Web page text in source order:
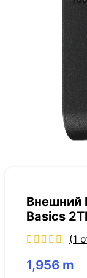
Внешний
Basics
(1
1,956 m